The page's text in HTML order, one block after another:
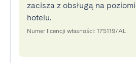
zacisza z obsługą na
hotelu.
Numer licencji własności: 175119/AL